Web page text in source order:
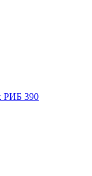
РИБ 390